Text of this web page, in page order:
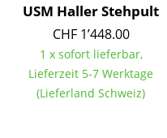
Konferenztische
Stehtische & Stehpulte
Kindertische
USM Haller Stehpult
CHF 1’448.00
1 x sofort lieferbar,
Lieferzeit 5-7 Werktage
(Lieferland Schweiz)